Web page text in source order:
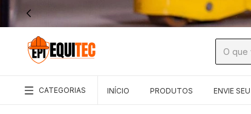
CATEGORIAS INÍCIO PRODUTOS ENVIE